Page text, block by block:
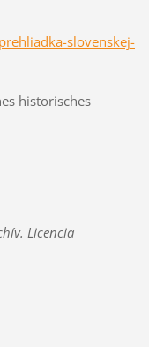
slovenskej-
historisches
Licencia